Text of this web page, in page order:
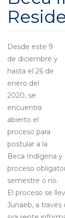
Desde este 9
de diciembre y
hasta el 26 de
enero del
2020, se
encuentra
abierto el
proceso para
postular a la
Beca Indígena y
proceso
semestre o no.
El proceso se
Junaeb, a través